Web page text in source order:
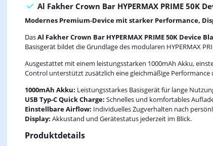
Al Fakher Crown Bar HYPERMAX PRIME 50K
Modernes Premium-Device mit starker Performance,
DasAl Fakher Crown Bar HYPERMAX PRIME 50K Device
Basisgerät bildet die Grundlage des modularen HYPERMAX
Ausgestattet mit einem leistungsstarken 1000mAh Akku,
Control unterstützt zusätzlich eine gleichmäßige
1000mAh Akku: Leistungsstarkes Basisgerät für lange
USB Typ-C Quick Charge: Schnelles und komfortables
Einstellbare Airflow: Individuelles Zugverhalten nach
Display: Akkustand und Gerätestatus jederzeit im Blick.
Produktdetails